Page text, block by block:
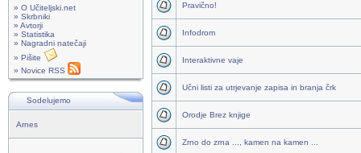
» O Učiteljski.net
» Skrbniki
» Avtorji
» Statistika
» Nagradni natečaji
» Pišite
» Novice RSS
Sodelujemo
Arnes
Pravično!
Infodrom
Interaktivne vaje
Učni listi za utrjevanje zapisa in branja črk
Orodje Brez knjige
Zrno do zrna ..., kamen na kamen ...